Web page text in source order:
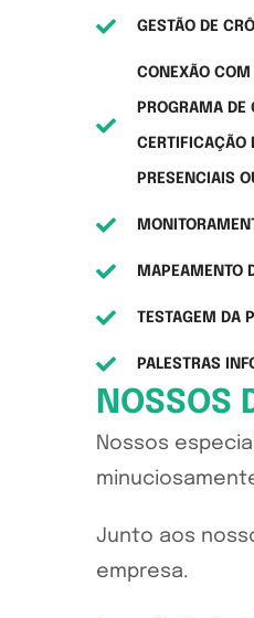
GESTÃO DE
CONEXÃO COM
PROGRAMA DE
CERTIFICAÇÃO
PRESENCIAIS
MAPEAMENTO
TESTAGEM DA
PALESTRAS
NOSSOS
Nossos
Junto aos
empresa.